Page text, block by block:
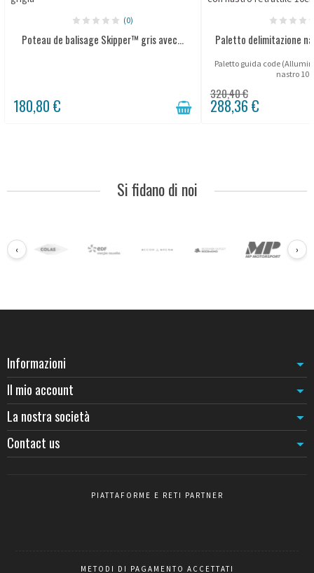
(0)
Poteau de balisage Skipper™ gris avec...
180,80 €
Paletto delimitazione
Paletto guida code
nastro
320,40 €
288,36 €
Si fidano di noi
‹ ›
Informazioni
Il mio account
La nostra società
Contact us
PIATTAFORME E RETI PARTNER
METODI DI PAGAMENTO ACCETTATI